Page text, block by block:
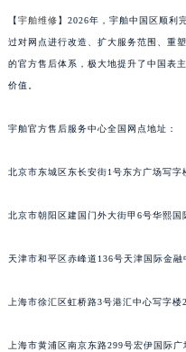
【 宇舶维修 】2026年，宇舶中国区顺利
过对网点进行改造、扩大服务范围、重
的官方售后体系，极大地提升了中国表
价值。
宇舶官方售后服务中心全国网点地址：
北京市东城区东长安街1号东方广场写字
北京市朝阳区建国门外大街甲6号华熙国
天津市和平区赤峰道136号天津国际金融
上海市徐汇区虹桥路3号港汇中心写字楼
上海市黄浦区南京东路299号宏伊国际广